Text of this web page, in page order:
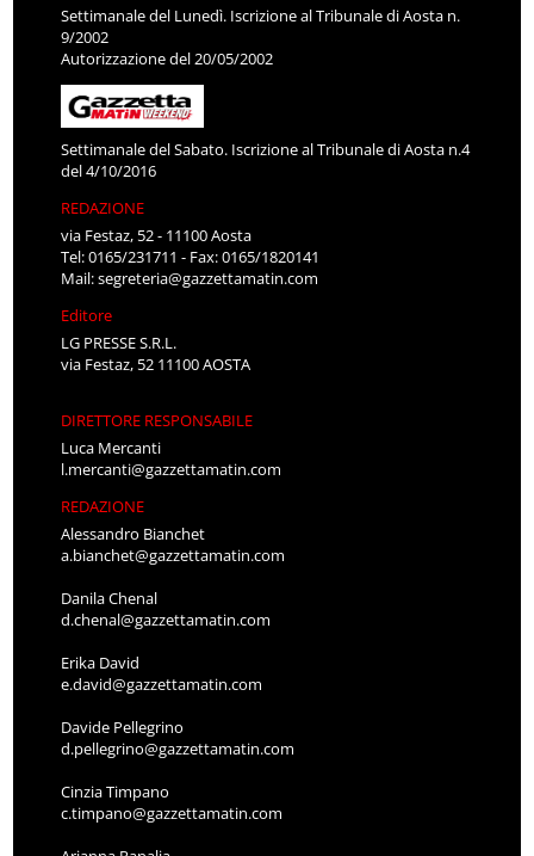
Settimanale del Lunedì. Iscrizione al Tribunale di Aosta n.
9/2002
Autorizzazione del 20/05/2002
Settimanale del Sabato. Iscrizione al Tribunale di Aosta n.4
del 4/10/2016
REDAZIONE
via Festaz, 52 - 11100 Aosta
Tel: 0165/231711 - Fax: 0165/1820141
Mail:segreteria@gazzettamatin.com
Editore
LG PRESSE S.R.L.
via Festaz, 52 11100 AOSTA
DIRETTORE RESPONSABILE
Luca Mercanti
l.mercanti@gazzettamatin.com
REDAZIONE
Alessandro Bianchet
a.bianchet@gazzettamatin.com
Danila Chenal
d.chenal@gazzettamatin.com
Erika David
e.david@gazzettamatin.com
Davide Pellegrino
d.pellegrino@gazzettamatin.com
Cinzia Timpano
c.timpano@gazzettamatin.com